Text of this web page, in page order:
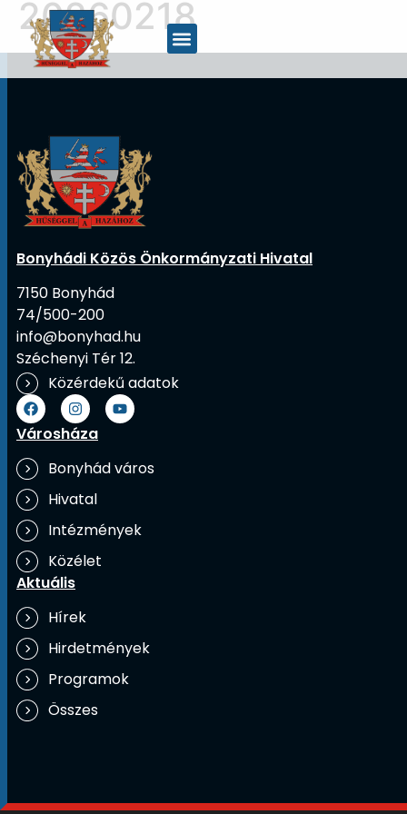
20260218
Bonyhádi Közös Önkormányzati Hivatal
7150 Bonyhád
74/500-200
info@bonyhad.hu
Széchenyi Tér 12.
Közérdekű adatok
Városháza
Bonyhád város
Hivatal
Intézmények
Közélet
Aktuális
Hírek
Hirdetmények
Programok
Összes